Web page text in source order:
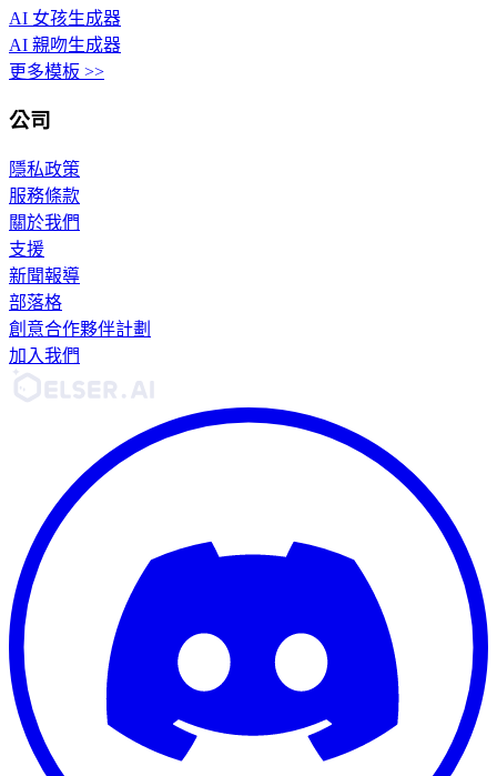
AI 女孩生成器
AI 親吻生成器
更多模板 >>
公司
隱私政策
服務條款
關於我們
支援
新聞報導
部落格
創意合作夥伴計劃
加入我們